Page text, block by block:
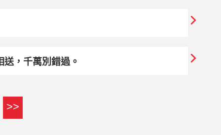
相送，千萬別錯過。
>>